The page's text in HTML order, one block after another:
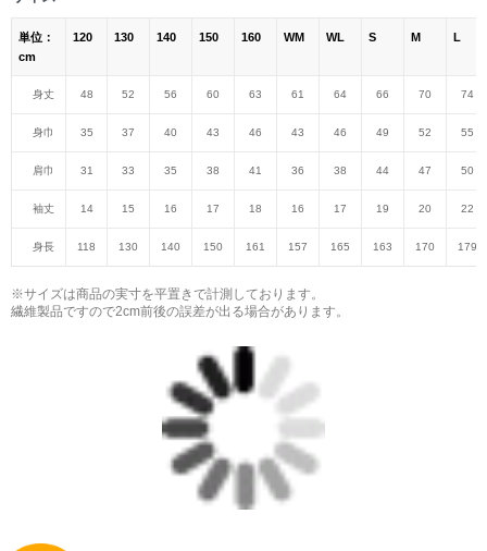
単位：
cm
120 130 140 150 160 WM WL S M L
身丈 48 52 56 60 63 61 64 66 70 74
身巾 35 37 40 43 46 43 46 49 52 55
肩巾 31 33 35 38 41 36 38 44 47 50
袖丈 14 15 16 17 18 16 17 19 20 22
身長 118 130 140 150 161 157 165 163 170 179
※サイズは商品の実寸を平置きで計測しております。
繊維製品ですので2cm前後の誤差が出る場合があります。